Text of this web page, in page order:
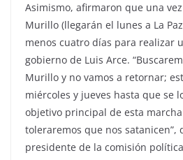
Asimismo, afirmaron que una
Murillo (llegarán el lunes a La
menos cuatro días para realizar
gobierno de Luis Arce.
Murillo y no vamos a retornar;
miércoles y jueves hasta que se
objetivo principal de esta
toleraremos que nos satanicen”,
presidente de la comisión